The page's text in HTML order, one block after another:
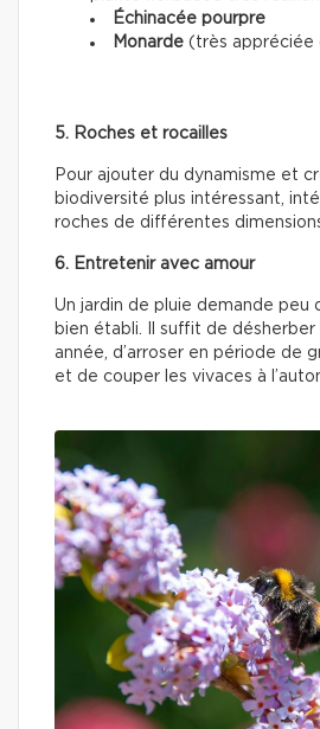
Échinacée pourpre
Monarde (très appréciée
5. Roches et rocailles
Pour ajouter du dynamisme et
biodiversité plus intéressant,
roches de différentes
6. Entretenir avec amour
Un jardin de pluie demande peu
bien établi. Il suffit de désherber
année, d’arroser en période de
et de couper les vivaces à